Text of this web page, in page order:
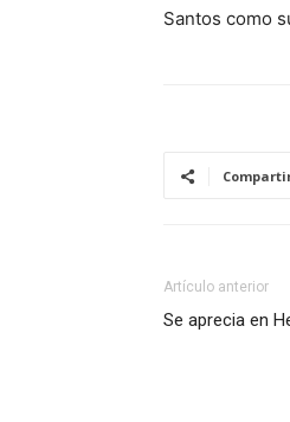
Santos como
Artículo anterior
Se aprecia en